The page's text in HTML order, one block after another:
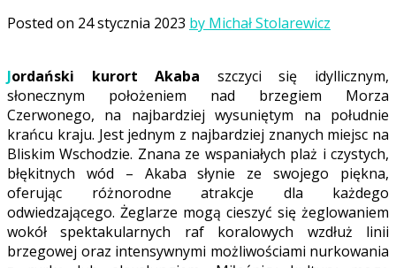
Posted on 24 stycznia 2023 by Michał Stolarewicz
Jordański kurort Akaba szczyci się idyllicznym,
słonecznym położeniem nad brzegiem Morza
Czerwonego, na najbardziej wysuniętym na południe
krańcu kraju. Jest jednym z najbardziej znanych miejsc na
Bliskim Wschodzie. Znana ze wspaniałych plaż i czystych,
błękitnych wód – Akaba słynie ze swojego piękna,
oferując różnorodne atrakcje dla każdego
odwiedzającego. Żeglarze mogą cieszyć się żeglowaniem
wokół spektakularnych raf koralowych wzdłuż linii
brzegowej oraz intensywnymi możliwościami nurkowania